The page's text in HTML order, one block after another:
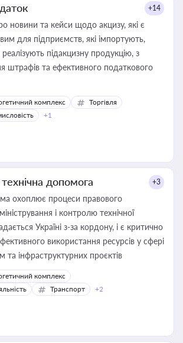
+14
новини та кейси щодо акцизу, які є
для підприємств, які імпортують,
підакцизну продукцію, з
штрафів та ефективного податкового
комплекс
Торгівля
+1
допомога +3
охоплює процеси правового
і контролю технічної
Україні з-за кордону, і є критично
використання ресурсів у сфері
та інфраструктурних проєктів
комплекс
Транспорт +2